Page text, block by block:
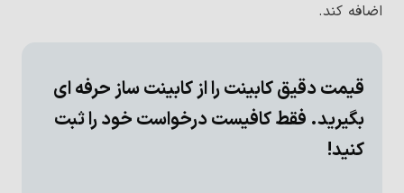
اضافه کند.
قیمت دقیق کابینت را از کابینت ساز حرفه ای
بگیرید. فقط کافیست درخواست خود را ثبت
کنید!